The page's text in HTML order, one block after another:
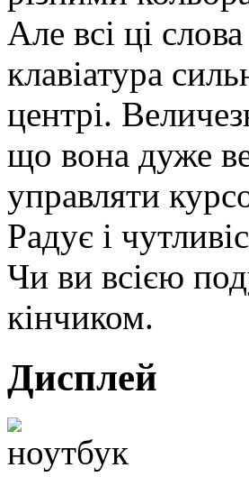
Але всі ці
клавіатура
центрі.
що вона дуже
управляти
Радує і
Чи ви всією
кінчиком.
Дисплей